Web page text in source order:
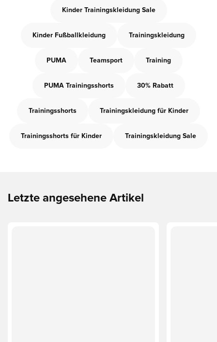
Kinder Trainingskleidung Sale
Kinder Fußballkleidung Trainingskleidung
PUMA Teamsport Training
PUMA Trainingsshorts 30% Rabatt
Trainingsshorts Trainingskleidung für Kinder
Trainingsshorts für Kinder Trainingskleidung Sale
Letzte angesehene Artikel